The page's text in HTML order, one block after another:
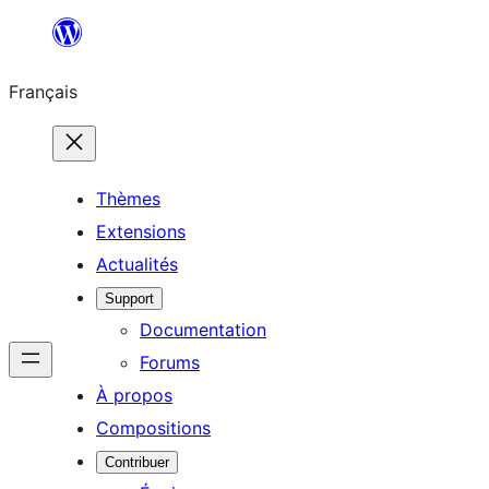
contenu
Français
Thèmes
Extensions
Actualités
Support
Documentation
Forums
À propos
Compositions
Contribuer